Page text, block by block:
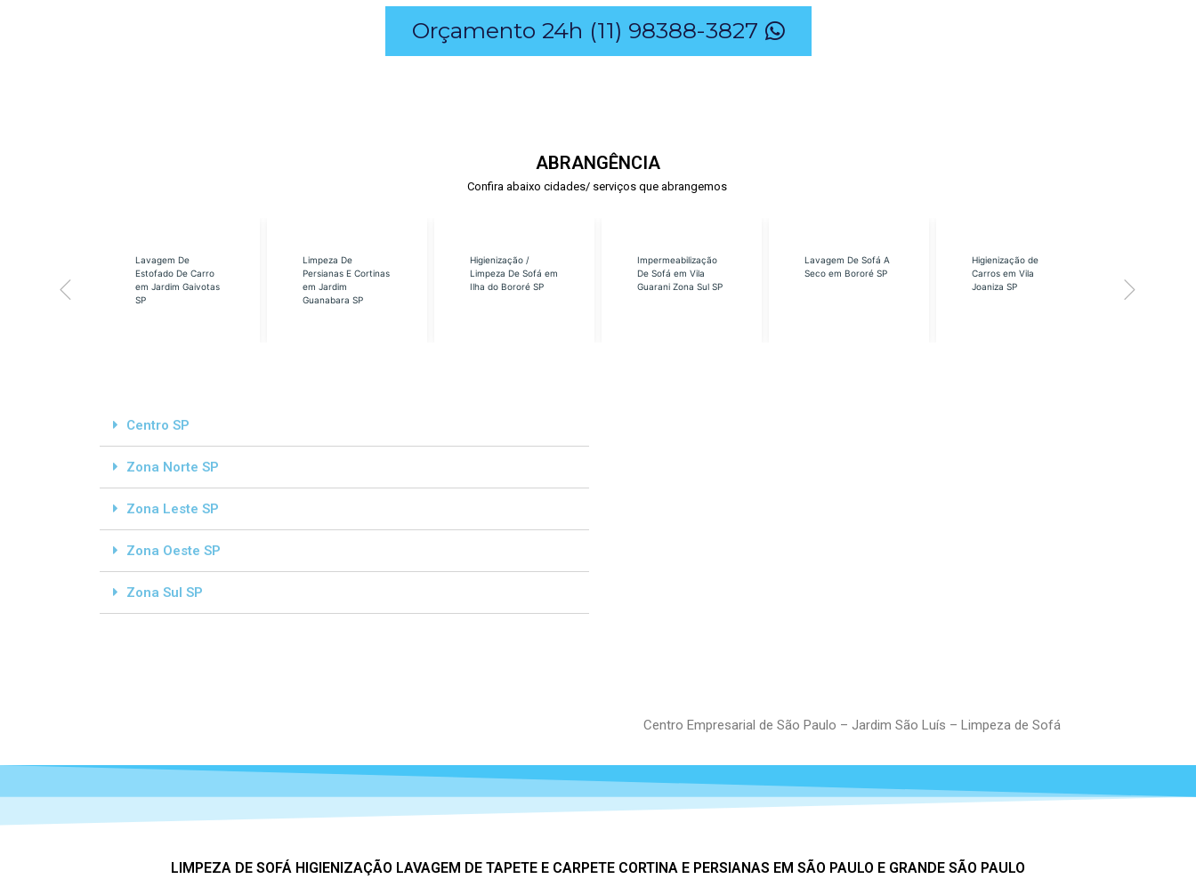
Orçamento 24h (11) 98388-3827
ABRANGÊNCIA
Confira abaixo cidades/ serviços que abrangemos
Lavagem De
Estofado De Carro
em Jardim Gaivotas
SP
Limpeza De
Persianas E Cortinas
em Jardim
Guanabara SP
Higienização /
Limpeza De Sofá em
Ilha do Bororé SP
Impermeabilização
De Sofá em Vila
Guarani Zona Sul SP
Lavagem De Sofá A
Seco em Bororé SP
Higienização de
Carros em Vila
Joaniza SP
Centro SP
Zona Norte SP
Zona Leste SP
Zona Oeste SP
Zona Sul SP
Centro Empresarial de São Paulo – Jardim São Luís – Limpeza de Sofá
LIMPEZA DE SOFÁ HIGIENIZAÇÃO LAVAGEM DE TAPETE E CARPETE CORTINA E PERSIANAS EM SÃO PAULO E GRANDE SÃO PAULO